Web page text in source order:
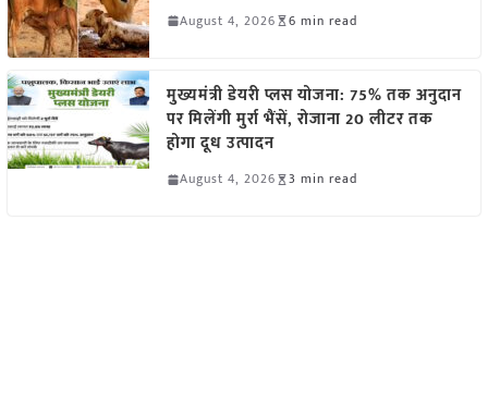
August 4, 2026 6 min read
मुख्यमंत्री डेयरी प्लस योजना: 75% तक अनुदान
पर मिलेंगी मुर्रा भैंसें, रोजाना 20 लीटर तक
होगा दूध उत्पादन
August 4, 2026 3 min read